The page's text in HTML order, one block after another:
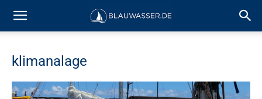
klimanalage